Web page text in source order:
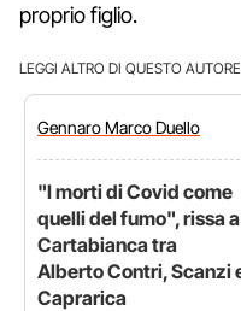
proprio figlio.
LEGGI ALTRO DI QUESTO AUTORE
GennaroMarco Duello
"I morti di Covid come
quelli del fumo", rissa a
Cartabianca tra
Alberto Contri, Scanzi
Caprarica